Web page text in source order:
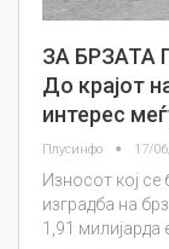
ЗА БРЗАТА
До крајот
интерес
Плусинфо 17/
Износот кој се
изградба на
1,91 милијарда